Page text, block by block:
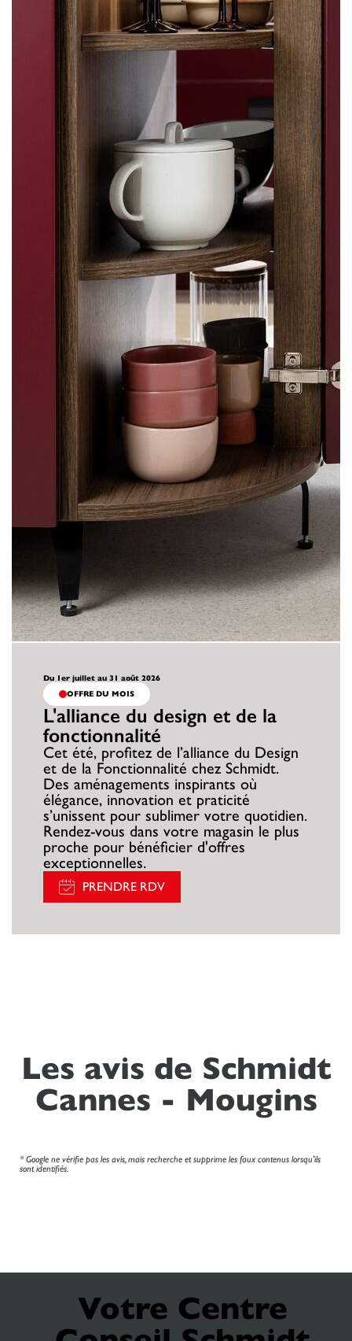
Du 1er juillet au 31 août 2026
OFFRE DU MOIS
L'alliance du design et de la
fonctionnalité
Cet été, profitez de l’alliance du Design
et de la Fonctionnalité chez Schmidt.
Des aménagements inspirants où
élégance, innovation et praticité
s’unissent pour sublimer votre quotidien.
Rendez-vous dans votre magasin le plus
proche pour bénéficier d'offres
exceptionnelles.
PRENDRE RDV
Les avis de Schmidt
Cannes - Mougins
* Google ne vérifie pas les avis, mais recherche et supprime les faux contenus lorsqu'ils
sont identifiés.
Votre Centre